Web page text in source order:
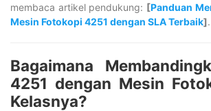
membaca artikel pendukung: [Panduan
Mesin Fotokopi 4251 dengan SLA Terbaik].
Bagaimana
4251 dengan Mesin
Kelasnya?